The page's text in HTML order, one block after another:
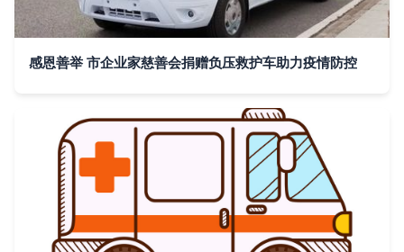
感恩善举 市企业家慈善会捐赠负压救护车助力疫情防控